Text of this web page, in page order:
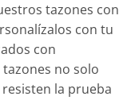
tazones con
con tu
con
no solo
la prueba